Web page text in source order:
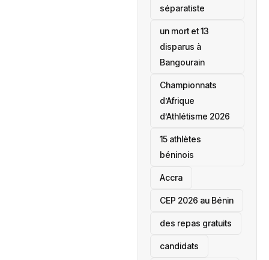
séparatiste
un mort et 13
disparus à
Bangourain
‎Championnats
d’Afrique
d’Athlétisme 2026
15 athlètes
béninois
Accra
‎CEP 2026 au Bénin
des repas gratuits
candidats